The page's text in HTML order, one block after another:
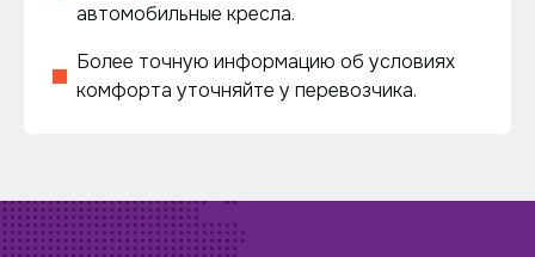
автомобильные кресла.
Более точную информацию об условиях
комфорта уточняйте у перевозчика.